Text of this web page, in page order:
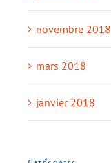
novembre 2018
mars 2018
janvier 2018